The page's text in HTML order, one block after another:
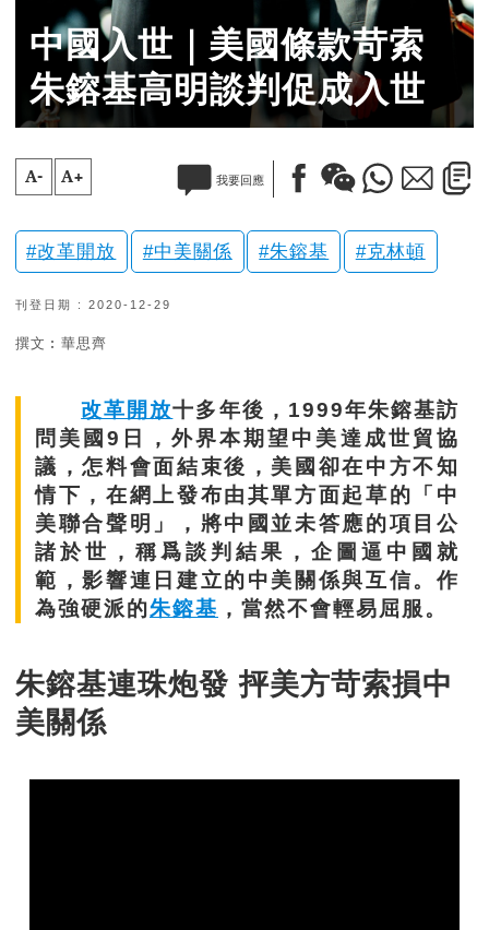
中國入世｜美國條款苛索
朱鎔基高明談判促成入世
A- A+ 我要回應
改革開放 中美關係 朱鎔基 克林頓
刊登日期 : 2020-12-29
撰文︰華思齊
改革開放十多年後，1999年朱鎔基訪
問美國9日，外界本期望中美達成世貿協
議，怎料會面結束後，美國卻在中方不知
情下，在網上發布由其單方面起草的「中
美聯合聲明」，將中國並未答應的項目公
諸於世，稱爲談判結果，企圖逼中國就
範，影響連日建立的中美關係與互信。作
為強硬派的朱鎔基 ，當然不會輕易屈服。
朱鎔基連珠炮發 抨美方苛索損中
美關係